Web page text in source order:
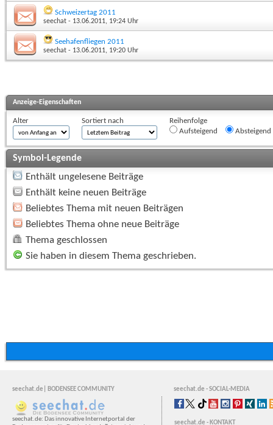
Schweizertag 2011
seechat - 13.06.2011, 19:24 Uhr
Seehafenfliegen 2011
seechat - 13.06.2011, 19:20 Uhr
Anzeige-Eigenschaften
Alter Sortiert nach
Reihenfolge
Aufsteigend
Absteigend
Symbol-Legende
Enthält ungelesene Beiträge
Enthält keine neuen Beiträge
Beliebtes Thema mit neuen Beiträgen
Beliebtes Thema ohne neue Beiträge
Thema geschlossen
Sie haben in diesem Thema geschrieben.
seechat.de| BODENSEE COMMUNITY seechat.de - SOCIAL-MEDIA
seechat.de: Das innovative Internetportal der
seechat.de - KONTAKT